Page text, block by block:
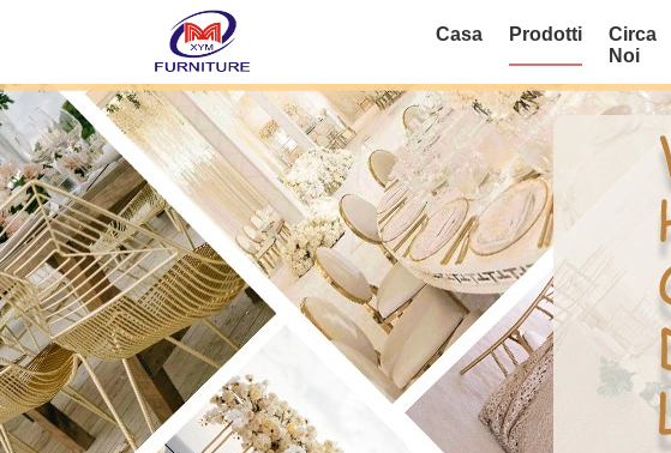
Casa Prodotti
Circa
Noi